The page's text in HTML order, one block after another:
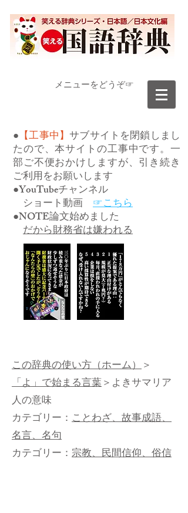
​メニューをどうぞ☞
● 【工事中】サブサイトを閉鎖しまし
たので、本サイトの工事中です。一
部ご不便おかけしますが、引き続き
ご利用をお願いします
●YouTubeチャンネル
ショート動画 ☞こちら
●NOTE論文始めました
だから財務省は嫌われる
この辞典の使い方（ホーム）＞
「よ」で始まる言葉＞よきサマリア
人の意味
カテゴリー： ことわざ、故事成語、
名言、名句
カテゴリー： 宗教、民間信仰、俗信